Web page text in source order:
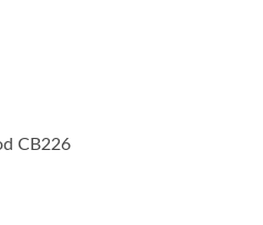
CB226